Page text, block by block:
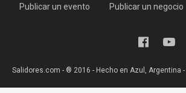
Publicar un evento Publicar un negocio
Salidores.com - ® 2016 - Hecho en Azul, Argentina -